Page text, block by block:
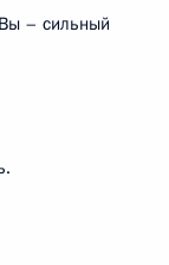
Вы – сильный